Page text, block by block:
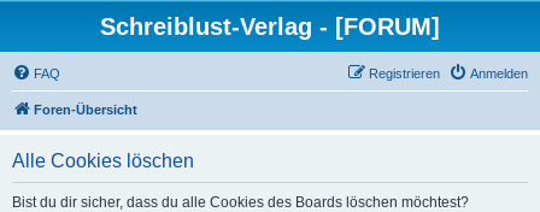
Schreiblust-Verlag - [FORUM]
FAQ Anmelden
Registrieren
Foren-Übersicht
Alle Cookies löschen
Bist du dir sicher, dass du alle Cookies des Boards löschen möchtest?